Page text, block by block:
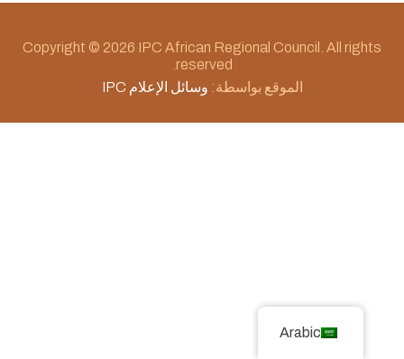
Copyright © 2026 IPC African Regional Council. All rights
reserved.
الموقع بواسطة: وسائل الإعلام IPC
Arabic